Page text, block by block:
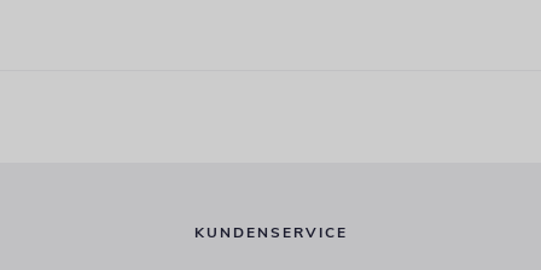
KUNDENSERVICE